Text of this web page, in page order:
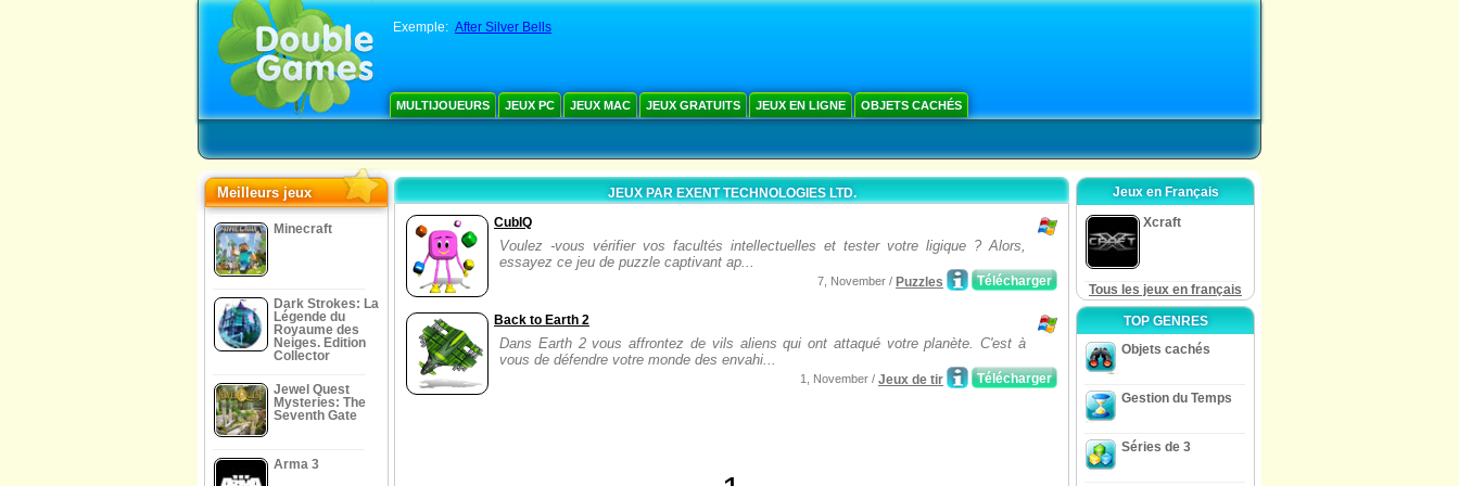
Exemple: After Silver Bells
MULTIJOUEURS JEUX PC JEUX MAC JEUX GRATUITS JEUX EN LIGNE OBJETS CACHÉS
Meilleurs jeux
Minecraft
Dark Strokes: La
Légende du
Royaume des
Neiges. Edition
Collector
Jewel Quest
Mysteries: The
Seventh Gate
Arma 3
JEUX PAR EXENT TECHNOLOGIES LTD.
CubIQ
Voulez -vous vérifier vos facultés intellectuelles et tester votre ligique ? Alors,
essayez ce jeu de puzzle captivant ap...
Télécharger
7, November / Puzzles
Back to Earth 2
Dans Earth 2 vous affrontez de vils aliens qui ont attaqué votre planète. C'est à
vous de défendre votre monde des envahi...
Télécharger
1, November / Jeux de tir
Jeux en Français
Xcraft
Tous les jeux en français
TOP GENRES
Objets cachés
Gestion du Temps
Séries de 3